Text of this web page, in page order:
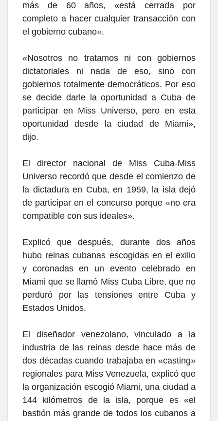
más de 60 años, «está cerrada por
completo a hacer cualquier transacción con
el gobierno cubano».
«Nosotros no tratamos ni con gobiernos
dictatoriales ni nada de eso, sino con
gobiernos totalmente democráticos. Por eso
se decide darle la oportunidad a Cuba de
participar en Miss Universo, pero en esta
oportunidad desde la ciudad de Miami»,
dijo.
El director nacional de Miss Cuba-Miss
Universo recordó que desde el comienzo de
la dictadura en Cuba, en 1959, la isla dejó
de participar en el concurso porque «no era
compatible con sus ideales».
Explicó que después, durante dos años
hubo reinas cubanas escogidas en el exilio
y coronadas en un evento celebrado en
Miami que se llamó Miss Cuba Libre, que no
perduró por las tensiones entre Cuba y
Estados Unidos.
El diseñador venezolano, vinculado a la
industria de las reinas desde hace más de
dos décadas cuando trabajaba en «casting»
regionales para Miss Venezuela, explicó que
la organización escogió Miami, una ciudad a
144 kilómetros de la isla, porque es «el
bastión más grande de todos los cubanos a